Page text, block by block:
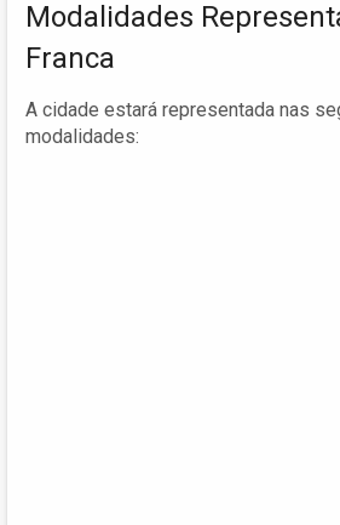
Modalidades
Franca
A cidade estará representada nas
modalidades: